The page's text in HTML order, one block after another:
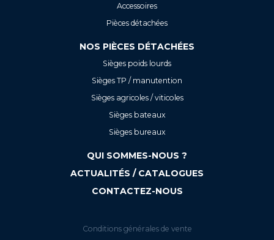
Accessoires
Pièces détachées
NOS PIÈCES DÉTACHÉES
Sièges poids lourds
Sièges TP / manutention
Sièges agricoles / viticoles
Sièges bateaux
Sièges bureaux
QUI SOMMES-NOUS ?
ACTUALITÉS / CATALOGUES
CONTACTEZ-NOUS
Conditions générales de vente